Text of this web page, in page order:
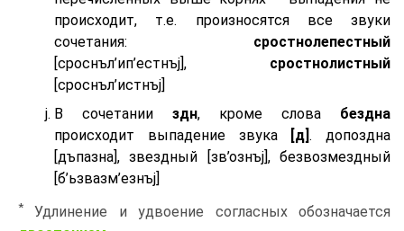
происходит, т.е. произносятся все звуки
сочетания: сростнолепестный
[сроснъл’ип’естнъj], сростнолистный
[сроснъл’истнъj]
В сочетании здн, кроме слова бездна
происходит выпадение звука
[д] . допоздна
[дъпазна], звездный [зв’ознъj], безвозмездный
[б’ьзвазм’езнъj]
*
Удлинение и удвоение согласных обозначается